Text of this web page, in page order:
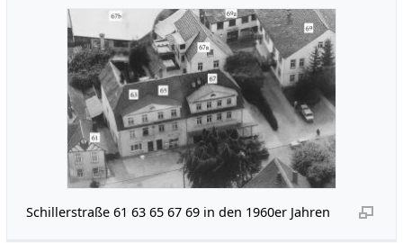
Schillerstraße 61 63 65 67 69 in den 1960er Jahren